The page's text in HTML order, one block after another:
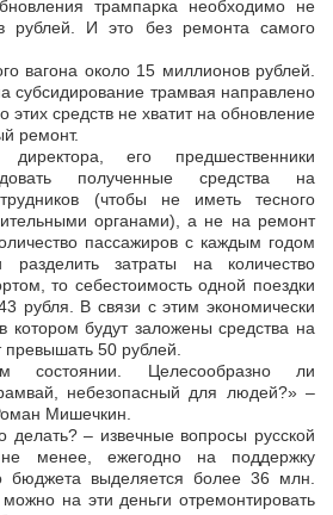
трампарка необходимо не
рублей. И это без ремонта самого
вагона около 15 миллионов рублей.
субсидирование трамвая направлено
средств не хватит на обновление
ремонт.
его предшественники
полученные средства на
(чтобы не иметь тесного
органами), а не на ремонт
пассажиров с каждым годом
затраты на количество
то себестоимость одной поездки
рубля. В связи с этим экономически
котором будут заложены средства на
превышать 50 рублей.
состоянии. Целесообразно ли
небезопасный для людей?» –
Мишечкин.
делать? – извечные вопросы русской
менее, ежегодно на поддержку
бюджета выделяется более 36 млн.
на эти деньги отремонтировать